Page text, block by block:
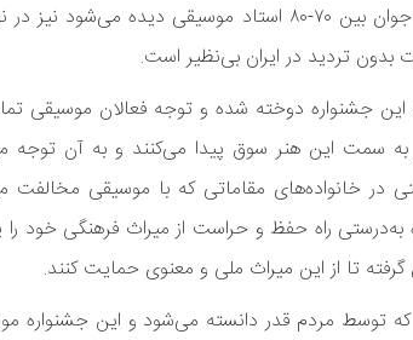
نمی‌شدیم. این اتحادی که طی این چند سال برگزاری جشنواره موسیقی جوان بین
تردید در ایران بی‌نظیر است.
این جشنواره دوخته شده و توجه فعالان موسیقی
سمت این هنر سوق پیدا می‌کنند و به آن توجه
در خانواده‌های مقاماتی که با موسیقی مخالفت
راه حفظ و حراست از میراث فرهنگی خود
تا از این میراث ملی و معنوی حمایت کنند.
توسط مردم قدر دانسته می‌شود و این جشنواره